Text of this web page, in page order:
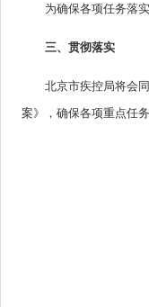
为确保各项任务落
三、贯彻落实
北京市疾控局将会
案》，确保各项重点任